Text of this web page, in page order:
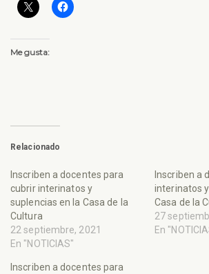
Me gusta:
Relacionado
Inscriben a docentes para
cubrir interinatos y
suplencias en la Casa de la
Cultura
22 septiembre, 2021
En "NOTICIAS"
Inscriben a
interinatos
Casa de la
27
En
Inscriben a docentes para